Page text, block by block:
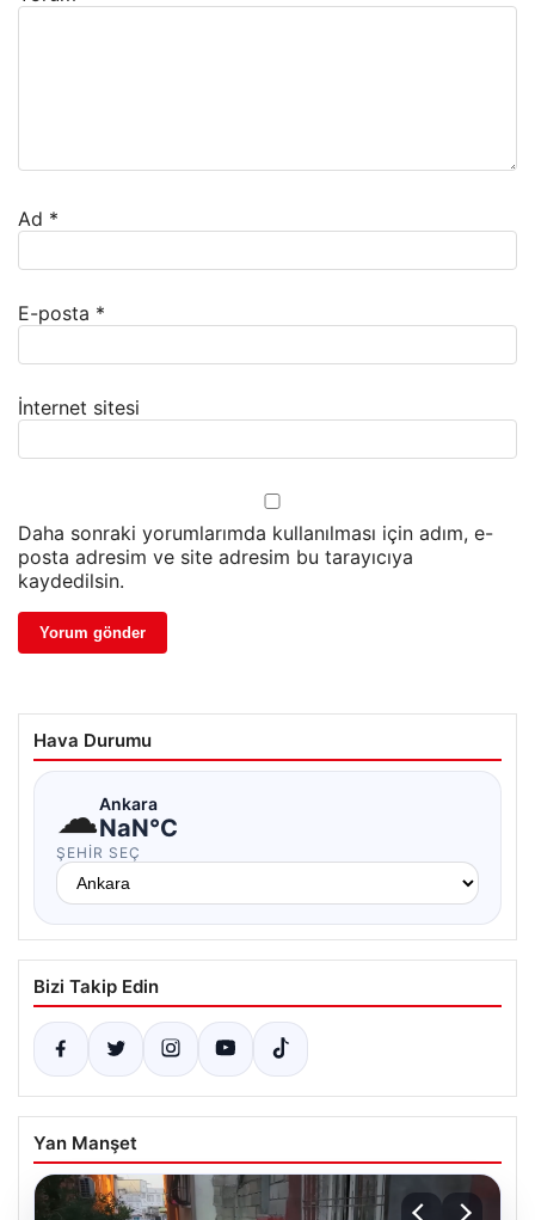
Ad *
E-posta *
İnternet sitesi
Daha sonraki yorumlarımda kullanılması için adım, e-
posta adresim ve site adresim bu tarayıcıya
kaydedilsin.
Hava Durumu
☁Ankara
NaN°C
ŞEHIR SEÇ
Bizi Takip Edin
Yan Manşet